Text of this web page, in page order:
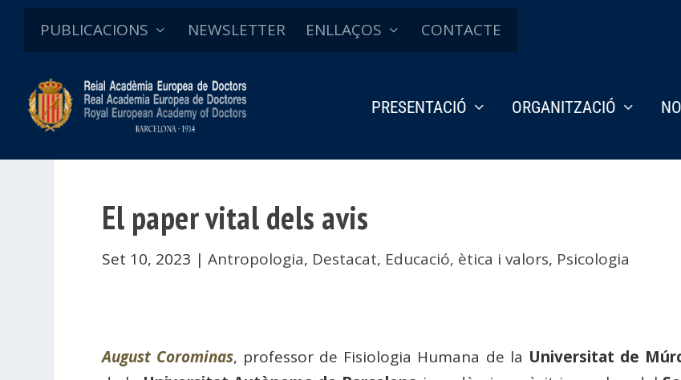
PUBLICACIONS NEWSLETTER ENLLAÇOS CONTACTE
PRESENTACIÓ ORGANITZACIÓ
El paper vital dels avis
Set 10, 2023 |Antropologia, Destacat, Educació, ètica i valors, Psicologia
August Corominas, professor de Fisiologia Humana de la Universitat de